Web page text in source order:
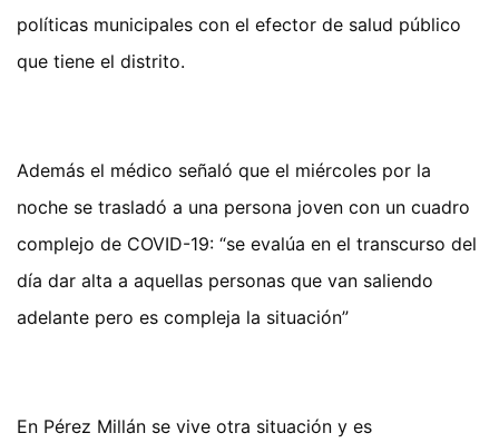
políticas municipales con el efector de salud público
que tiene el distrito.
Además el médico señaló que el miércoles por la
noche se trasladó a una persona joven con un cuadro
complejo de COVID-19: “se evalúa en el transcurso del
día dar alta a aquellas personas que van saliendo
adelante pero es compleja la situación”
En Pérez Millán se vive otra situación y es